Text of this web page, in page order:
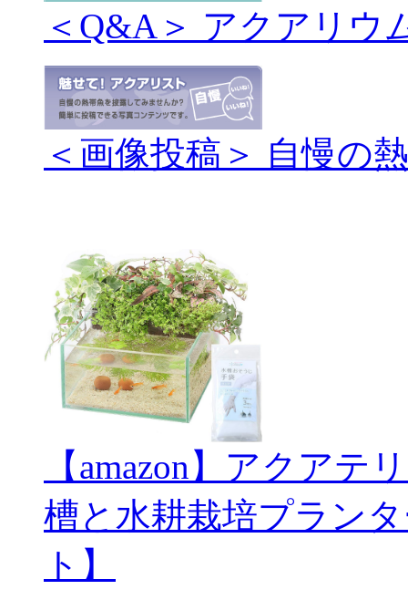
＜Q&A＞ アクアリウ
＜画像投稿＞ 自慢の
【amazon】アクアテ
槽と水耕栽培プラン
ト】